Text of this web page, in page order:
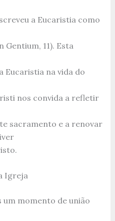
a Eucaristia como
Gentium, 11). Esta
Eucaristia na vida do
nos convida a refletir
sacramento e a renovar
Igreja
um momento de união